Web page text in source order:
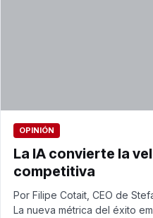
OPINIÓN
La IA convierte la
competitiva
Por Filipe Cotait, CEO de
La nueva métrica del éxito